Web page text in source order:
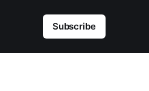
Subscribe